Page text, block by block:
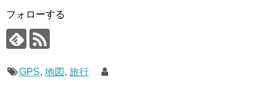
フォローする
GPS, 地図 , 旅行